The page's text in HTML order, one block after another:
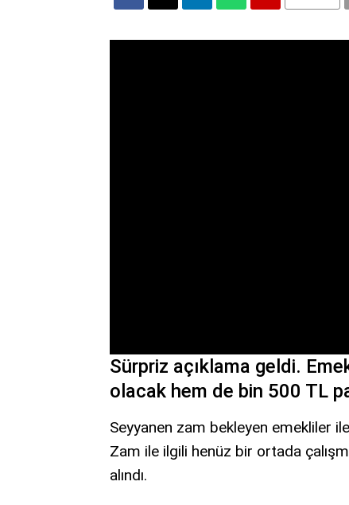
Sürpriz açıklama geldi.
olacak hem de bin 500 TL
Seyyanen zam bekleyen emekliler
Zam ile ilgili henüz bir ortada
alındı.